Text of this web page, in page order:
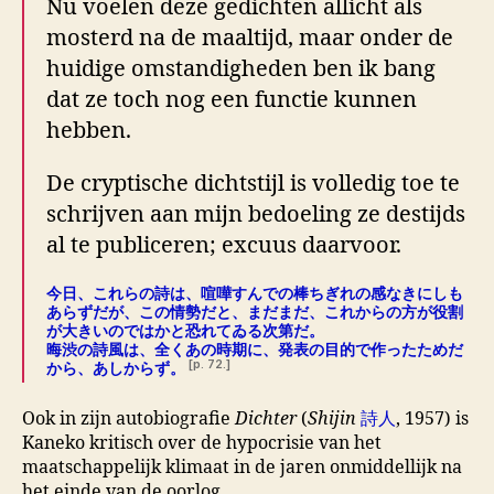
Nu voelen deze gedichten allicht als
mosterd na de maaltijd, maar onder de
huidige omstandigheden ben ik bang
dat ze toch nog een functie kunnen
hebben.
De cryptische dichtstijl is volledig toe te
schrijven aan mijn bedoeling ze destijds
al te publiceren; excuus daarvoor.
今日、これらの詩は、喧嘩すんでの棒ちぎれの感なきにしも
あらずだが、この情勢だと、まだまだ、これからの方が役割
が大きいのではかと恐れてゐる次第だ。
晦渋の詩風は、全くあの時期に、発表の目的で作ったためだ
から、あしからず。
[p. 72.]
Ook in zijn autobiografieDichter(Shijin 詩人, 1957) is
Kaneko kritisch over de hypocrisie van het
maatschappelijk klimaat in de jaren onmiddellijk na